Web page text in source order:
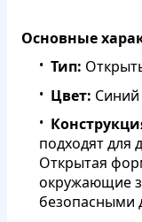
Основные
Тип:
Цвет: Синий
подходят для
Открытая
окружающие
безопасными